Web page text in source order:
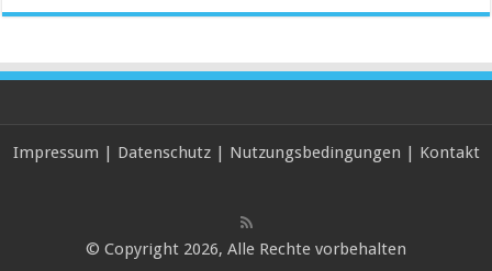
Impressum | Datenschutz| Nutzungsbedingungen | Kontakt
© Copyright 2026, Alle Rechte vorbehalten